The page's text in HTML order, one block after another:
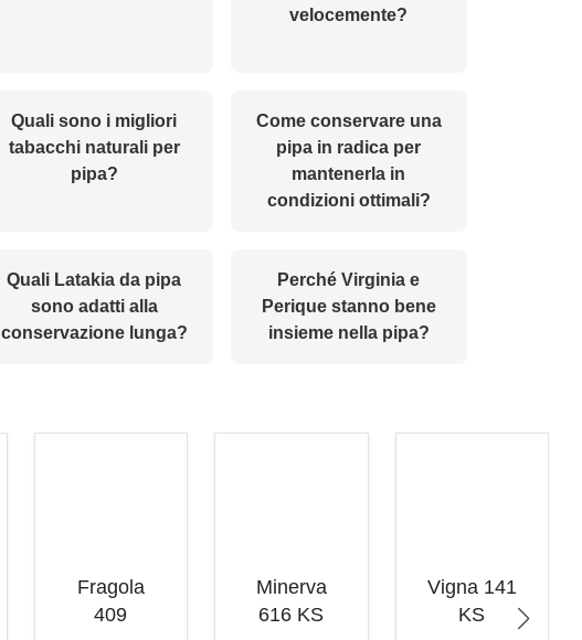
velocemente?
Quali sono i migliori
tabacchi naturali per
pipa?
Come conservare una
pipa in radica per
mantenerla in
condizioni ottimali?
Quali Latakia da pipa
sono adatti alla
conservazione lunga?
Perché Virginia e
Perique stanno bene
insieme nella pipa?
Fragola
409
Minerva
616 KS
Vigna 141
KS